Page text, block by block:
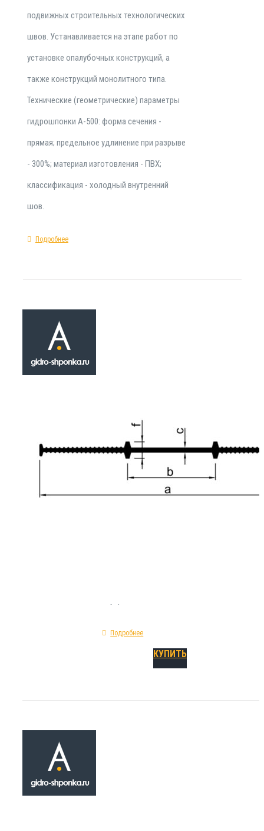
подвижных строительных технологических
швов. Устанавливается на этапе работ по
установке опалубочных конструкций, а
также конструкций монолитного типа.
Технические (геометрические) параметры
гидрошпонки А-500: форма сечения -
прямая; предельное удлинение при разрыве
- 300%; материал изготовления - ПВХ;
классификация - холодный внутренний
шов.
Подробнее
инженерных материалов , разработанных
применения в сфере устройства
герметизации конструкционных
технологических швов. Устанавливается на
Подробнее
КУПИТЬ